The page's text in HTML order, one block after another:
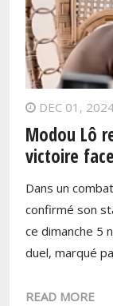
DEC 01,
Modou Lô
victoire
Dans un
confirmé son
ce dimanche 5
duel, marqué
READ MORE